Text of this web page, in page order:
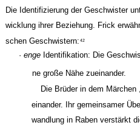
Die Identifizierung der Geschwister
wicklung ihrer Beziehung. Frick
schen Geschwistern: 42
· enge Identifikation: Die
ne große Nähe zueinander.
Die Brüder in dem
einander. Ihr gemeinsamer
wandlung in Raben verstärkt